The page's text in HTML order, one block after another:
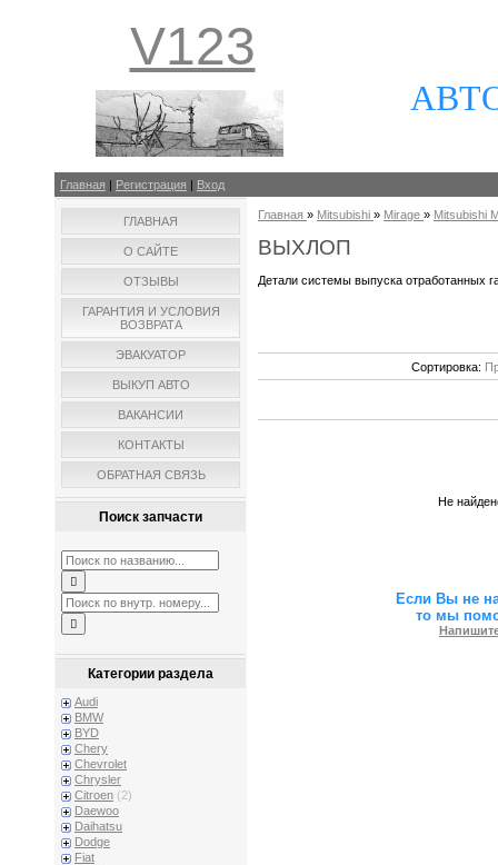
V123
Главная | Регистрация | Вход
ГЛАВНАЯ
О САЙТЕ
ОТЗЫВЫ
ГАРАНТИЯ И УСЛОВИЯ
ВОЗВРАТА
ЭВАКУАТОР
ВЫКУП АВТО
ВАКАНСИИ
КОНТАКТЫ
ОБРАТНАЯ СВЯЗЬ
Поиск запчасти
Категории раздела
Audi
BMW
BYD
Chery
Chevrolet
Chrysler
Citroen (2)
Daewoo
Daihatsu
Dodge
Fiat
Главная » Mitsubishi » Mirage » Mitsubishi
ВЫХЛОП
Детали системы выпуска отработанных
Сортировка:
Не
Если Вы не
то мы